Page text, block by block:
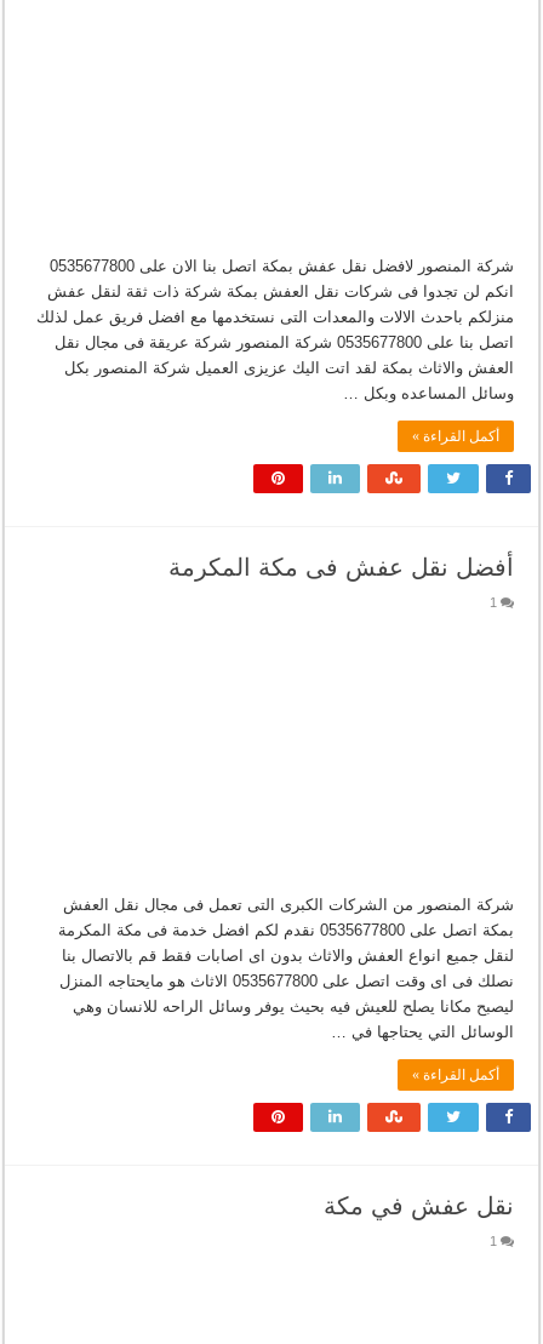
شركة المنصور لافضل نقل عفش بمكة اتصل بنا الان على 0535677800
انكم لن تجدوا فى شركات نقل العفش بمكة شركة ذات ثقة لنقل عفش
منزلكم باحدث الالات والمعدات التى نستخدمها مع افضل فريق عمل لذلك
اتصل بنا على 0535677800 شركة المنصور شركة عريقة فى مجال نقل
العفش والاثاث بمكة لقد اتت اليك عزيزى العميل شركة المنصور بكل
وسائل المساعده وبكل …
أكمل القراءة »
أفضل نقل عفش فى مكة المكرمة
1
شركة المنصور من الشركات الكبرى التى تعمل فى مجال نقل العفش
بمكة اتصل على 0535677800 نقدم لكم افضل خدمة فى مكة المكرمة
لنقل جميع انواع العفش والاثاث بدون اى اصابات فقط قم بالاتصال بنا
نصلك فى اى وقت اتصل على 0535677800 الاثاث هو مايحتاجه المنزل
ليصبح مكانا يصلح للعيش فيه بحيث يوفر وسائل الراحه للانسان وهي
الوسائل التي يحتاجها في …
أكمل القراءة »
نقل عفش في مكة
1